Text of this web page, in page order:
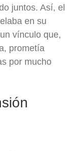
juntos. Así, el
en su
vínculo que,
prometía
por mucho